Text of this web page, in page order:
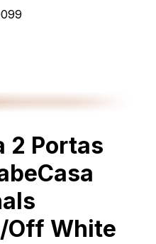
2 Portas
Off White